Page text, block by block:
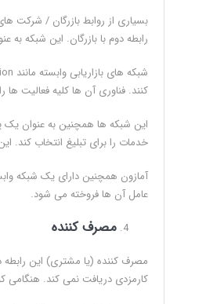
بسیاری از روابط بازرگان / شرکت
رابطه دوم با بازرگان. این شبکه به
کنند. فناوری آن ها کلیه فعالیت
این شبکه ها همچنین به عنوان یک
خدمات را برای تبلیغ انتخاب کند.
آمازون همچنین دارای یک شبکه
عامل آن ها فروخته می شود.
مصرف کننده
مصرف کننده (یا مشتری) این
کارمزدی دریافت نمی کند. هنگامی